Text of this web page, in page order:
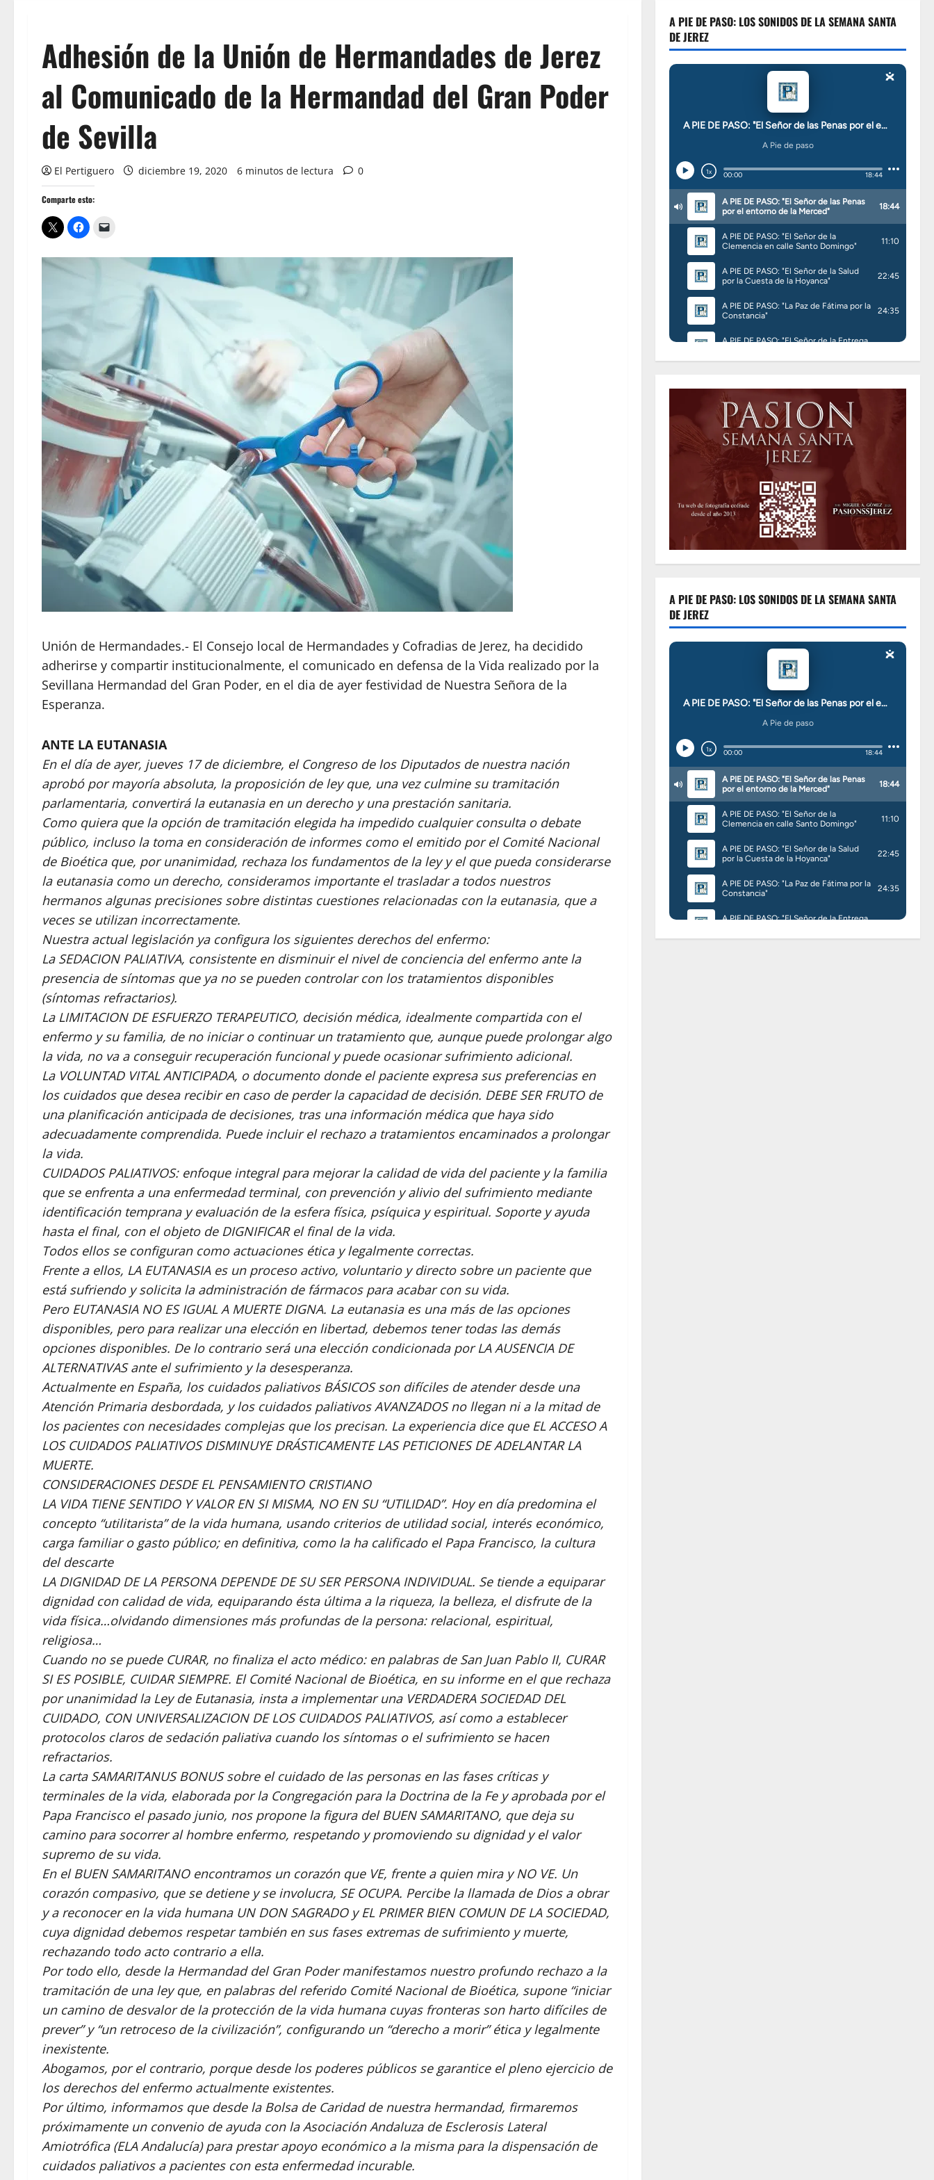
Adhesión de la Unión de Hermandades de Jerez
al Comunicado de la Hermandad del Gran Poder
de Sevilla
El Pertiguero diciembre 19, 2020 6 minutos de lectura 0
Comparte esto:
Unión de Hermandades.- El Consejo local de Hermandades y Cofradias de Jerez, ha decidido
adherirse y compartir institucionalmente, el comunicado en defensa de la Vida realizado por la
Sevillana Hermandad del Gran Poder, en el dia de ayer festividad de Nuestra Señora de la
Esperanza.
ANTE LA EUTANASIA
En el día de ayer, jueves 17 de diciembre, el Congreso de los Diputados de nuestra nación
aprobó por mayoría absoluta, la proposición de ley que, una vez culmine su tramitación
parlamentaria, convertirá la eutanasia en un derecho y una prestación sanitaria.
Como quiera que la opción de tramitación elegida ha impedido cualquier consulta o debate
público, incluso la toma en consideración de informes como el emitido por el Comité Nacional
de Bioética que, por unanimidad, rechaza los fundamentos de la ley y el que pueda considerarse
la eutanasia como un derecho, consideramos importante el trasladar a todos nuestros
hermanos algunas precisiones sobre distintas cuestiones relacionadas con la eutanasia, que a
veces se utilizan incorrectamente.
Nuestra actual legislación ya configura los siguientes derechos del enfermo:
La SEDACION PALIATIVA, consistente en disminuir el nivel de conciencia del enfermo ante la
presencia de síntomas que ya no se pueden controlar con los tratamientos disponibles
(síntomas refractarios).
La LIMITACION DE ESFUERZO TERAPEUTICO, decisión médica, idealmente compartida con el
enfermo y su familia, de no iniciar o continuar un tratamiento que, aunque puede prolongar algo
la vida, no va a conseguir recuperación funcional y puede ocasionar sufrimiento adicional.
La VOLUNTAD VITAL ANTICIPADA, o documento donde el paciente expresa sus preferencias en
los cuidados que desea recibir en caso de perder la capacidad de decisión. DEBE SER FRUTO de
una planificación anticipada de decisiones, tras una información médica que haya sido
adecuadamente comprendida. Puede incluir el rechazo a tratamientos encaminados a prolongar
la vida.
CUIDADOS PALIATIVOS: enfoque integral para mejorar la calidad de vida del paciente y la familia
que se enfrenta a una enfermedad terminal, con prevención y alivio del sufrimiento mediante
identificación temprana y evaluación de la esfera física, psíquica y espiritual. Soporte y ayuda
hasta el final, con el objeto de DIGNIFICAR el final de la vida.
Todos ellos se configuran como actuaciones ética y legalmente correctas.
Frente a ellos, LA EUTANASIA es un proceso activo, voluntario y directo sobre un paciente que
está sufriendo y solicita la administración de fármacos para acabar con su vida.
Pero EUTANASIA NO ES IGUAL A MUERTE DIGNA. La eutanasia es una más de las opciones
disponibles, pero para realizar una elección en libertad, debemos tener todas las demás
opciones disponibles. De lo contrario será una elección condicionada por LA AUSENCIA DE
ALTERNATIVAS ante el sufrimiento y la desesperanza.
Actualmente en España, los cuidados paliativos BÁSICOS son difíciles de atender desde una
Atención Primaria desbordada, y los cuidados paliativos AVANZADOS no llegan ni a la mitad de
los pacientes con necesidades complejas que los precisan. La experiencia dice que EL ACCESO A
LOS CUIDADOS PALIATIVOS DISMINUYE DRÁSTICAMENTE LAS PETICIONES DE ADELANTAR LA
MUERTE.
CONSIDERACIONES DESDE EL PENSAMIENTO CRISTIANO
LA VIDA TIENE SENTIDO Y VALOR EN SI MISMA, NO EN SU “UTILIDAD”. Hoy en día predomina el
concepto “utilitarista” de la vida humana, usando criterios de utilidad social, interés económico,
carga familiar o gasto público; en definitiva, como la ha calificado el Papa Francisco, la cultura
del descarte
LA DIGNIDAD DE LA PERSONA DEPENDE DE SU SER PERSONA INDIVIDUAL. Se tiende a equiparar
dignidad con calidad de vida, equiparando ésta última a la riqueza, la belleza, el disfrute de la
vida física…olvidando dimensiones más profundas de la persona: relacional, espiritual,
religiosa…
Cuando no se puede CURAR, no finaliza el acto médico: en palabras de San Juan Pablo II, CURAR
SI ES POSIBLE, CUIDAR SIEMPRE. El Comité Nacional de Bioética, en su informe en el que rechaza
por unanimidad la Ley de Eutanasia, insta a implementar una VERDADERA SOCIEDAD DEL
CUIDADO, CON UNIVERSALIZACION DE LOS CUIDADOS PALIATIVOS, así como a establecer
protocolos claros de sedación paliativa cuando los síntomas o el sufrimiento se hacen
refractarios.
La carta SAMARITANUS BONUS sobre el cuidado de las personas en las fases críticas y
terminales de la vida, elaborada por la Congregación para la Doctrina de la Fe y aprobada por el
Papa Francisco el pasado junio, nos propone la figura del BUEN SAMARITANO, que deja su
camino para socorrer al hombre enfermo, respetando y promoviendo su dignidad y el valor
supremo de su vida.
En el BUEN SAMARITANO encontramos un corazón que VE, frente a quien mira y NO VE. Un
corazón compasivo, que se detiene y se involucra, SE OCUPA. Percibe la llamada de Dios a obrar
y a reconocer en la vida humana UN DON SAGRADO y EL PRIMER BIEN COMUN DE LA SOCIEDAD,
cuya dignidad debemos respetar también en sus fases extremas de sufrimiento y muerte,
rechazando todo acto contrario a ella.
Por todo ello, desde la Hermandad del Gran Poder manifestamos nuestro profundo rechazo a la
tramitación de una ley que, en palabras del referido Comité Nacional de Bioética, supone “iniciar
un camino de desvalor de la protección de la vida humana cuyas fronteras son harto difíciles de
prever” y “un retroceso de la civilización”, configurando un “derecho a morir” ética y legalmente
inexistente.
Abogamos, por el contrario, porque desde los poderes públicos se garantice el pleno ejercicio de
los derechos del enfermo actualmente existentes.
Por último, informamos que desde la Bolsa de Caridad de nuestra hermandad, firmaremos
próximamente un convenio de ayuda con la Asociación Andaluza de Esclerosis Lateral
Amiotrófica (ELA Andalucía) para prestar apoyo económico a la misma para la dispensación de
cuidados paliativos a pacientes con esta enfermedad incurable.
A PIE DE PASO: LOS SONIDOS DE LA SEMANA SANTA
DE JEREZ
A PIE DE PASO: LOS SONIDOS DE LA SEMANA SANTA
DE JEREZ